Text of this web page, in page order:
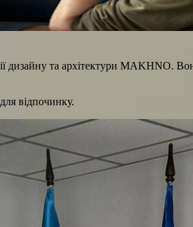
дизайну та архітектури MAKHNO.
відпочинку.